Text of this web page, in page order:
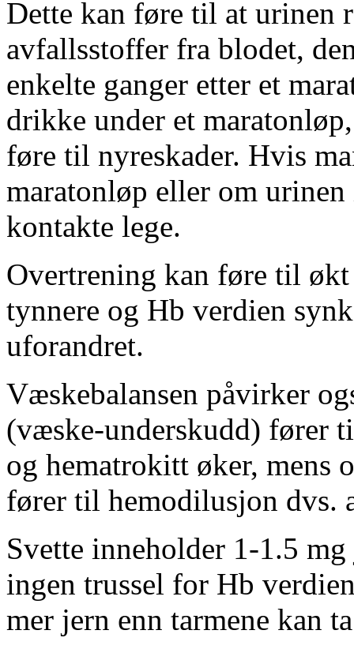
Dette kan føre til at urinen
avfallsstoffer fra blodet,
enkelte ganger etter et
drikke under et
føre til nyreskader. Hvis
maratonløp eller om
kontakte lege.
Overtrening kan føre til
tynnere og Hb verdien
uforandret.
Væskebalansen påvirker
(væske-underskudd) fører
og hematrokitt øker, mens
fører til hemodilusjon dvs.
Svette inneholder 1-1.5
ingen trussel for Hb
mer jern enn tarmene kan